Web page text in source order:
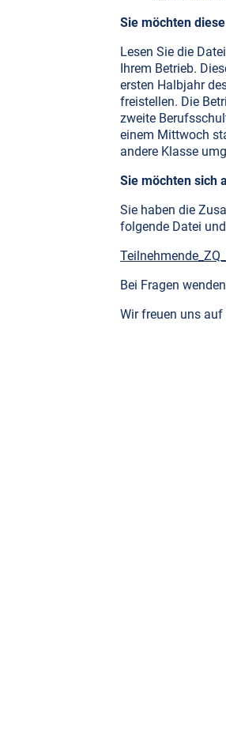
Sie möchten
Lesen Sie die Datei
Ihrem Betrieb.
ersten Halbjahr
freistellen. Die
zweite
einem Mittwoch
andere Klasse
Sie möchten sich
Sie haben die
folgende Datei
Bei Fragen
Wir freuen uns auf